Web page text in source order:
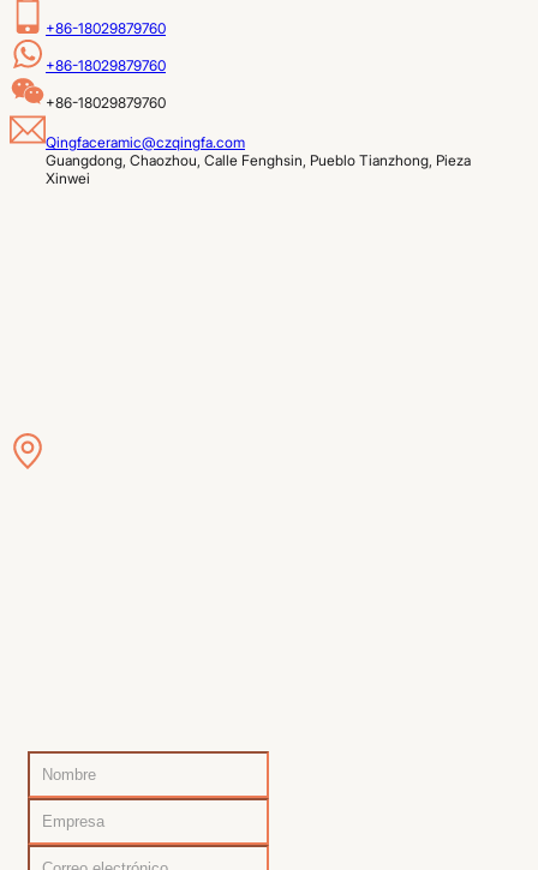
+86-18029879760
+86-18029879760
+86-18029879760
Qingfaceramic@czqingfa.com
Guangdong, Chaozhou, Calle Fenghsin, Pueblo Tianzhong, Pieza
Xinwei